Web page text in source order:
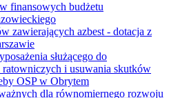
finansowych budżetu
zawierających azbest - dotacja z
służącego do
i usuwania skutków
OSP w Obrytem
dla równomiernego rozwoju